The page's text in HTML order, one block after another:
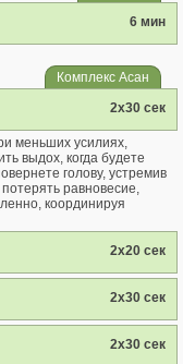
6 мин
Комплекс Асан
2x30 сек
меньших усилиях,
выдох, когда будете
голову, устремив
равновесие,
координируя
2x20 сек
2x30 сек
2x30 сек